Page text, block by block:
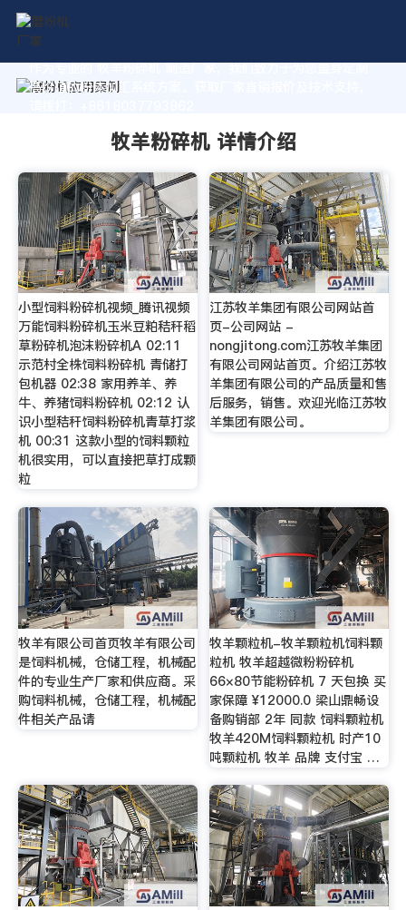
作为专业的 牧羊粉碎机 制造厂家，我们致力于为您量身定制
高价值的粉体加工系统方案。获取厂家直销报价及技术支持，
牧羊粉碎机 详情介绍
小型饲料粉碎机视频_腾讯视频
万能饲料粉碎机玉米豆粕秸秆稻
草粉碎机泡沫粉碎机A 02:11
示范村全株饲料粉碎机 青储打
包机器 02:38 家用养羊、养
牛、养猪饲料粉碎机 02:12 认
识小型秸秆饲料粉碎机青草打浆
机 00:31 这款小型的饲料颗粒
机很实用，可以直接把草打成颗
粒
江苏牧羊集团有限公司网站首
页-公司网站 -
nongjitong.com江苏牧羊集团
有限公司网站首页。介绍江苏牧
羊集团有限公司的产品质量和售
后服务，销售。欢迎光临江苏牧
羊集团有限公司。
牧羊有限公司首页牧羊有限公司
是饲料机械，仓储工程，机械配
件的专业生产厂家和供应商。采
购饲料机械，仓储工程，机械配
件相关产品请
牧羊颗粒机-牧羊颗粒机饲料颗
粒机 牧羊超越微粉粉碎机
66×80节能粉碎机 7 天包换 买
家保障 ¥12000.0 梁山鼎畅设
备购销部 2年 同款 饲料颗粒机
牧羊420M饲料颗粒机 时产10
吨颗粒机 牧羊 品牌 支付宝 …